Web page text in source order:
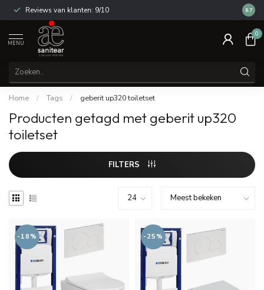
Reviews van klanten: 9/10 14
8.7
MENU
0
Home / Tags / geberit up320 toiletset
Producten getagd met geberit up320
toiletset
FILTERS
-18% -25%